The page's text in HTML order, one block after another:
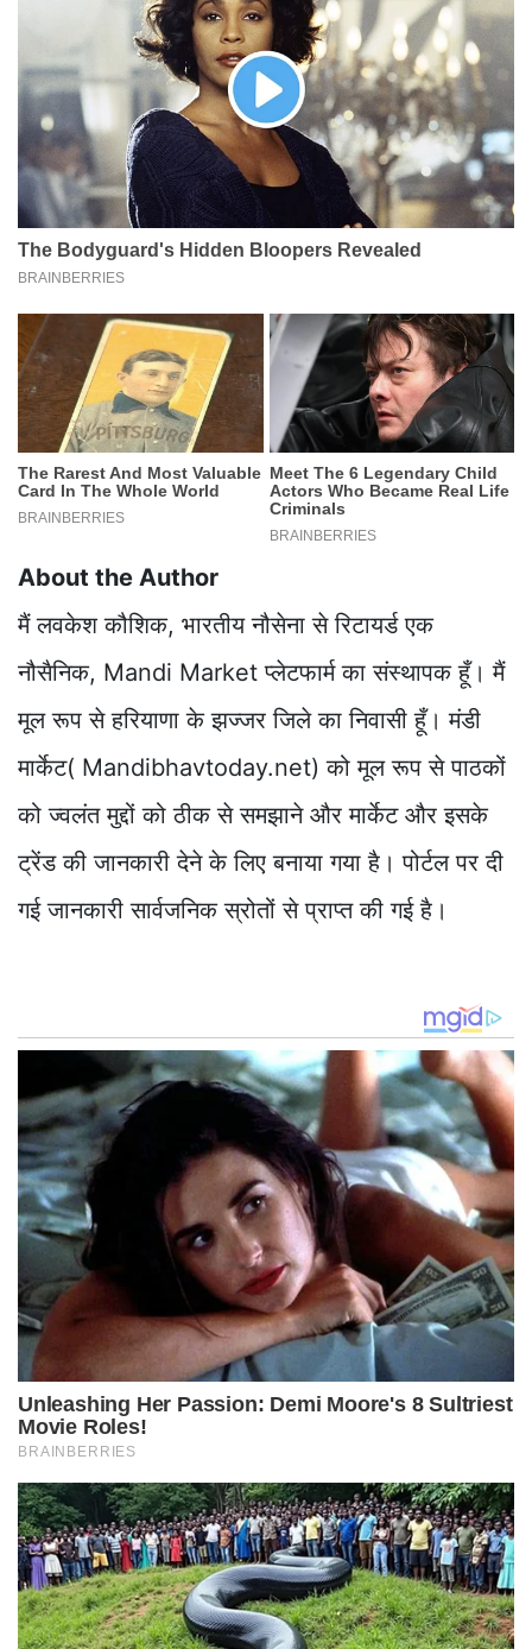
About the Author
मैं लवकेश कौशिक, भारतीय नौसेना से रिटायर्ड एक
नौसैनिक, Mandi Market प्लेटफार्म का संस्थापक हूँ। मैं
मूल रूप से हरियाणा के झज्जर जिले का निवासी हूँ। मंडी
मार्केट( Mandibhavtoday.net) को मूल रूप से पाठकों
को ज्वलंत मुद्दों को ठीक से समझाने और मार्केट और इसके
ट्रेंड की जानकारी देने के लिए बनाया गया है। पोर्टल पर दी
गई जानकारी सार्वजनिक स्रोतों से प्राप्त की गई है।